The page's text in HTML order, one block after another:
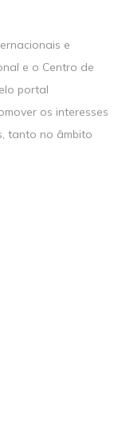
e
e o Centro de
portal
os interesses
tanto no âmbito